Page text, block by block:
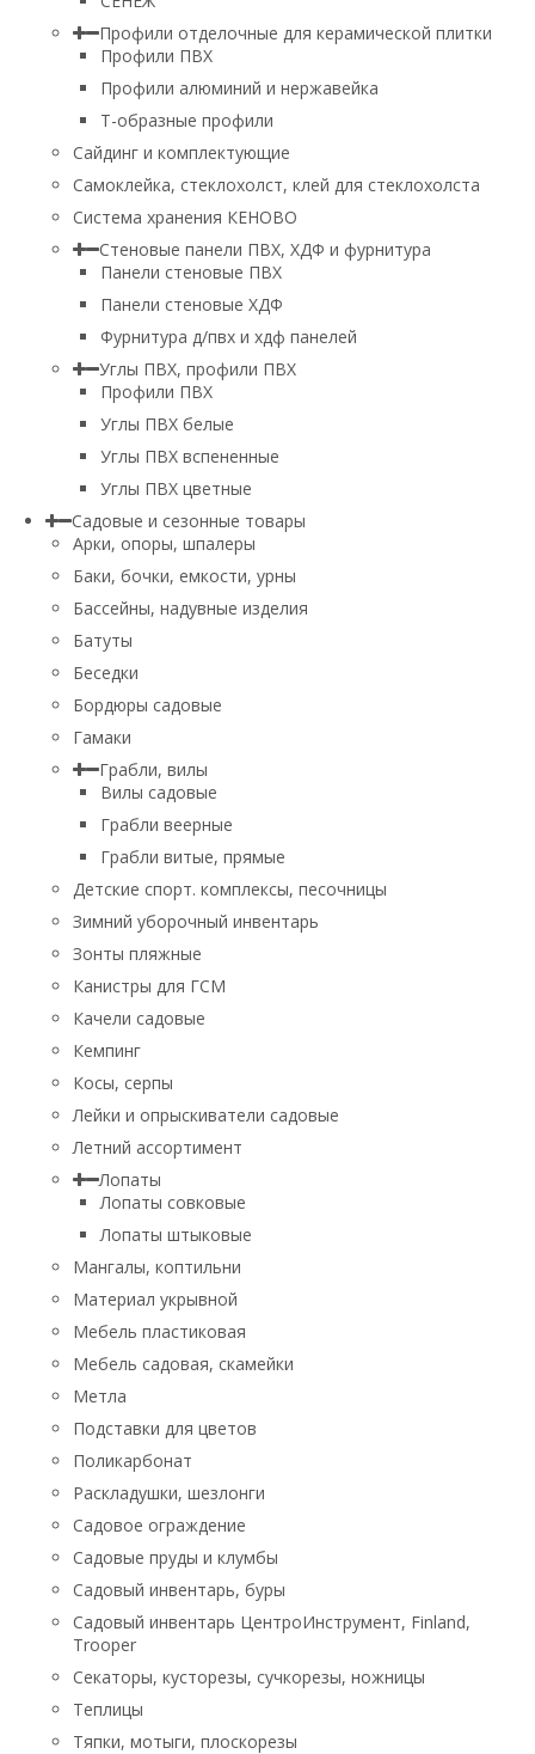
Профили отделочные для керамической плитки
Профили ПВХ
Профили алюминий и нержавейка
Т-образные профили
Сайдинг и комплектующие
Самоклейка, стеклохолст, клей для стеклохолста
Система хранения КЕНОВО
Стеновые панели ПВХ, ХДФ и фурнитура
Панели стеновые ПВХ
Панели стеновые ХДФ
Фурнитура д/пвх и хдф панелей
Углы ПВХ, профили ПВХ
Профили ПВХ
Углы ПВХ белые
Углы ПВХ вспененные
Углы ПВХ цветные
Садовые и сезонные товары
Арки, опоры, шпалеры
Баки, бочки, емкости, урны
Бассейны, надувные изделия
Батуты
Беседки
Бордюры садовые
Гамаки
Грабли, вилы
Вилы садовые
Грабли веерные
Грабли витые, прямые
Детские спорт. комплексы, песочницы
Зимний уборочный инвентарь
Зонты пляжные
Канистры для ГСМ
Качели садовые
Кемпинг
Косы, серпы
Лейки и опрыскиватели садовые
Летний ассортимент
Лопаты
Лопаты совковые
Лопаты штыковые
Мангалы, коптильни
Материал укрывной
Мебель пластиковая
Мебель садовая, скамейки
Метла
Подставки для цветов
Поликарбонат
Раскладушки, шезлонги
Садовое ограждение
Садовые пруды и клумбы
Садовый инвентарь, буры
Садовый инвентарь ЦентроИнструмент, Finland,
Trooper
Секаторы, кусторезы, сучкорезы, ножницы
Теплицы
Тяпки, мотыги, плоскорезы